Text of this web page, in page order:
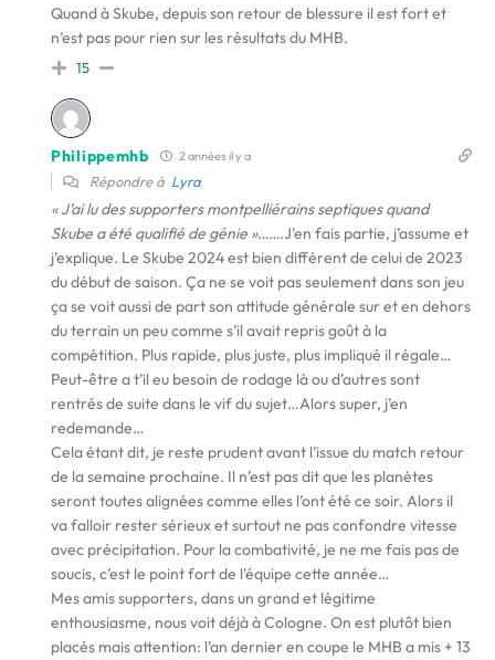
Quand à Skube, depuis son retour de blessure il est fort et
n’est pas pour rien sur les résultats du MHB.
15
Philippemhb 2 années il y a
Répondre à Lyra
« J’ai lu des supporters montpelliérains septiques quand
Skube a été qualifié de génie »…….J’en fais partie, j’assume et
j’explique. Le Skube 2024 est bien différent de celui de 2023
du début de saison. Ça ne se voit pas seulement dans son jeu
ça se voit aussi de part son attitude générale sur et en dehors
du terrain un peu comme s’il avait repris goût à la
compétition. Plus rapide, plus juste, plus impliqué il régale…
Peut-être a t’il eu besoin de rodage là ou d’autres sont
rentrés de suite dans le vif du sujet…Alors super, j’en
redemande…
Cela étant dit, je reste prudent avant l’issue du match retour
de la semaine prochaine. Il n’est pas dit que les planètes
seront toutes alignées comme elles l’ont été ce soir. Alors il
va falloir rester sérieux et surtout ne pas confondre vitesse
avec précipitation. Pour la combativité, je ne me fais pas de
soucis, c’est le point fort de l’équipe cette année…
Mes amis supporters, dans un grand et légitime
enthousiasme, nous voit déjà à Cologne. On est plutôt bien
placés mais attention: l’an dernier en coupe le MHB a mis + 13